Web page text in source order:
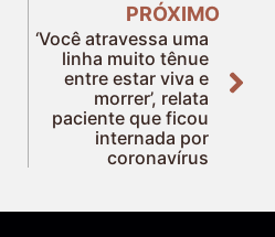
PRÓXIMO
‘Você atravessa uma
linha muito tênue
entre estar viva e
morrer’, relata
paciente que ficou
internada por
coronavírus